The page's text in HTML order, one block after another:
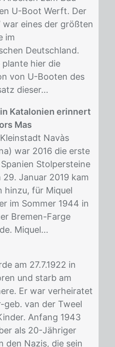
U-Boot Werft. Der
war eines der größten
im
Deutschland.
plante hier die
von U-Booten des
dieser...
Katalonien erinnert
Mas
Navàs
war 2016 die erste
Stolpersteine
29. Januar 2019 kam
hinzu, für Miquel
im Sommer 1944 in
Bremen-Farge
Miquel...
am 27.7.1922 in
und starb am
Er war verheiratet
geb. van der Tweel
Anfang 1943
als 20-Jähriger
den Nazis, die sein